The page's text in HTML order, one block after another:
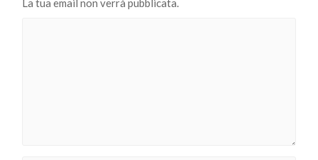
La tua email non verrà pubblicata.